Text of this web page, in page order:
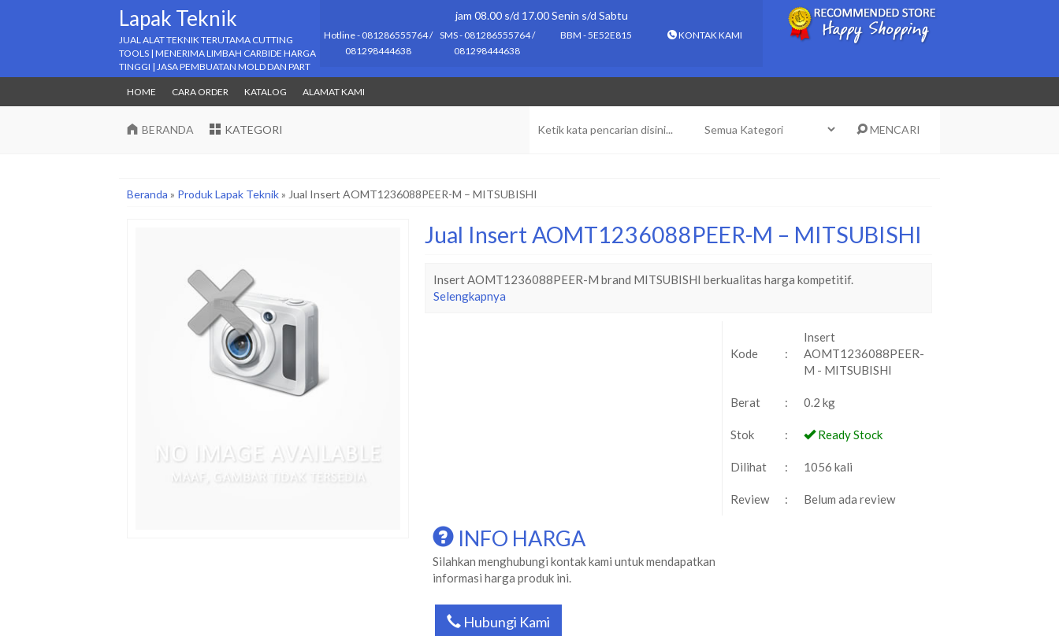
Lapak Teknik
JUAL ALAT TEKNIK TERUTAMA CUTTING
TOOLS | MENERIMA LIMBAH CARBIDE HARGA
TINGGI | JASA PEMBUATAN MOLD DAN PART
jam 08.00 s/d 17.00 Senin s/d Sabtu
Hotline - 081286555764 /
081298444638
SMS - 081286555764 /
081298444638
BBM - 5E52E815 KONTAK KAMI
HOME CARA ORDER KATALOG ALAMAT KAMI
BERANDA KATEGORI MENCARI
Beranda » Produk Lapak Teknik» Jual Insert AOMT1236088PEER-M – MITSUBISHI
Jual Insert AOMT1236088PEER-M – MITSUBISHI
Insert AOMT1236088PEER-M brand MITSUBISHI berkualitas harga kompetitif.
Selengkapnya
Kode :
Insert
AOMT1236088PEER-
M - MITSUBISHI
Berat : 0.2 kg
Stok : Ready Stock
Dilihat : 1056 kali
Review : Belum ada review
INFO HARGA
Silahkan menghubungi kontak kami untuk mendapatkan
informasi harga produk ini.
Hubungi Kami